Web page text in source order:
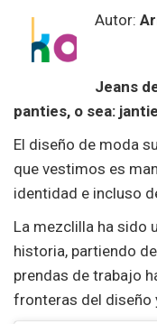
Autor:
Jeans
panties, o sea:
El diseño de moda
que vestimos es
identidad e incluso
La mezclilla ha sido
historia, partiendo
prendas de trabajo
fronteras del diseño